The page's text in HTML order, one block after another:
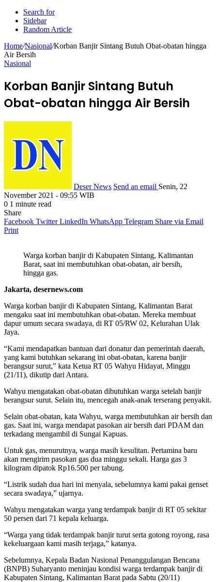
Search for
Sidebar
Random Article
Home/Nasional/Korban Banjir Sintang Butuh Obat-obatan hingga
Air Bersih
Nasional
Korban Banjir Sintang Butuh
Obat-obatan hingga Air Bersih
Deser News Send an email Senin, 22
November 2021 - 09:55 WIB
0 1 minute read
Share
Facebook Twitter LinkedIn WhatsApp Telegram Share via Email
Print
Warga korban banjir di Kabupaten Sintang, Kalimantan
Barat, saat ini membutuhkan obat-obatan, air bersih,
hingga gas.
Jakarta, desernews.com
Warga korban banjir di Kabupaten Sintang, Kalimantan Barat
mengaku saat ini membutuhkan obat-obatan. Mereka membuat
dapur umum secara swadaya, di RT 05/RW 02, Kelurahan Ulak
Jaya.
“Kami mendapatkan bantuan dari donatur dan pemerintah daerah,
yang kami butuhkan sekarang ini obat-obatan, karena banjir
berangsur surut,” kata Ketua RT 05 Wahyu Hidayat, Minggu
(21/11), dikutip dari Antara.
Wahyu mengatakan obat-obatan dibutuhkan warga setelah banjir
berangsur surut. Selain itu, mencegah anak-anak terserang penyakit.
Selain obat-obatan, kata Wahyu, warga membutuhkan air bersih dan
gas. Saat ini, warga mendapat pasokan air bersih dari PDAM dan
terkadang mengambil di Sungai Kapuas.
Untuk gas, menurutnya, warga masih kesulitan. Pertamina baru
akan mengirim pasokan gas dua minggu sekali. Harga gas 3
kilogram dipatok Rp16.500 per tabung.
“Listrik sudah dua hari ini menyala, sebelumnya kami pakai genset
secara swadaya,” ujarnya.
Wahyu mengatakan warga yang terdampak banjir di RT 05 sekitar
50 persen dari 71 kepala keluarga.
“Warga yang tidak terdampak banjir turut serta gotong royong, rasa
kekeluargaan kami masih terjaga,” katanya.
Sebelumnya, Kepala Badan Nasional Penanggulangan Bencana
(BNPB) Suharyanto meninjau kondisi warga terdampak banjir di
Kabupaten Sintang, Kalimantan Barat pada Sabtu (20/11)